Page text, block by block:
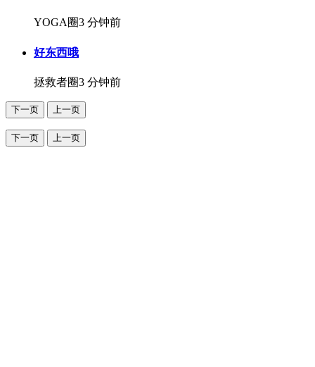
YOGA圈3 分钟前
好东西哦
拯救者圈3 分钟前
下一页 上一页
下一页 上一页